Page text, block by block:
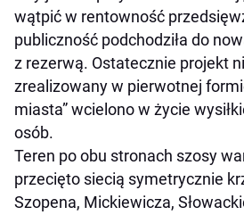
wątpić w rentowność
publiczność podchodziła do
z rezerwą. Ostatecznie projekt
zrealizowany w pierwotnej
miasta” wcielono w życie
osób.
Teren po obu stronach szosy
przecięto siecią symetrycznie
Szopena, Mickiewicza,